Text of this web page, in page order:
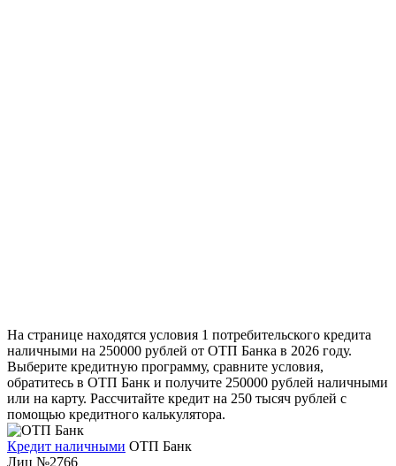
На странице находятся условия 1 потребительского кредита
наличными на 250000 рублей от ОТП Банка в 2026 году.
Выберите кредитную программу, сравните условия,
обратитесь в ОТП Банк и получите 250000 рублей наличными
или на карту. Рассчитайте кредит на 250 тысяч рублей с
помощью кредитного калькулятора.
Кредит наличными ОТП Банк
Лиц №2766